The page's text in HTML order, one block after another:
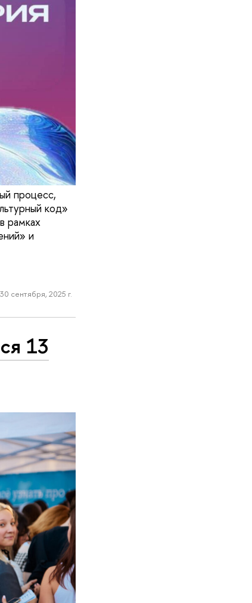
процесс,
код»
рамках
и
30 сентября, 2025 г.
13